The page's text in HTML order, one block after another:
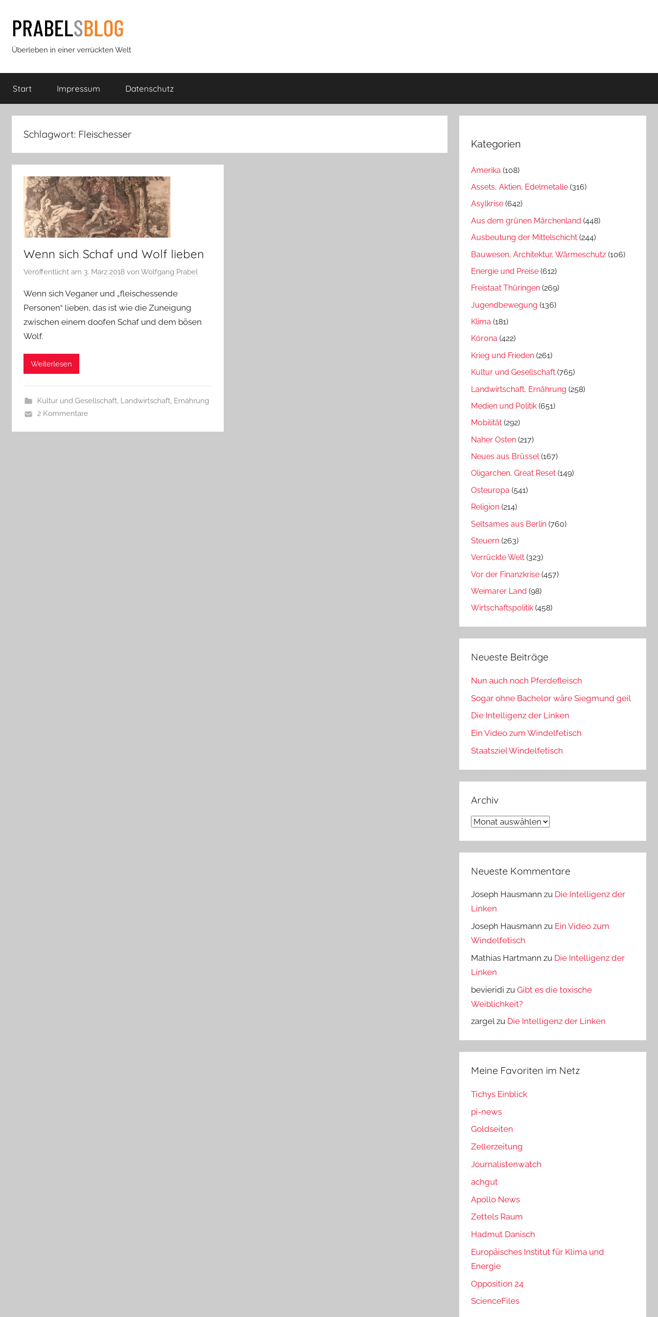
Inhalt
springen
Prabels
Blog
Überleben in einer verrückten Welt
Start Impressum Datenschutz
Schlagwort: Fleischesser
Wenn sich Schaf und Wolf lieben
Veröffentlicht am 3. März 2018 von Wolfgang Prabel
Wenn sich Veganer und „fleischessende
Personen“ lieben, das ist wie die Zuneigung
zwischen einem doofen Schaf und dem bösen
Wolf.
Weiterlesen
Kultur und Gesellschaft, Landwirtschaft, Ernährung
2 Kommentare
Kategorien
Amerika (108)
Assets, Aktien, Edelmetalle (316)
Asylkrise (642)
Aus dem grünen Märchenland (448)
Ausbeutung der Mittelschicht (244)
Bauwesen, Architektur, Wärmeschutz (106)
Energie und Preise (612)
Freistaat Thüringen (269)
Jugendbewegung (136)
Klima (181)
Kórona (422)
Krieg und Frieden (261)
Kultur und Gesellschaft (765)
Landwirtschaft, Ernährung (258)
Medien und Politik (651)
Mobilität (292)
Naher Osten (217)
Neues aus Brüssel(167)
Oligarchen, Great Reset (149)
Osteuropa (541)
Religion (214)
Seltsames aus Berlin (760)
Steuern (263)
Verrückte Welt (323)
Vor der Finanzkrise (457)
Weimarer Land (98)
Wirtschaftspolitik (458)
Neueste Beiträge
Nun auch noch Pferdefleisch
Sogar ohne Bachelor wäre Siegmund geil
Die Intelligenz der Linken
Ein Video zum Windelfetisch
Staatsziel Windelfetisch
Archiv
Archiv
Neueste Kommentare
Joseph Hausmann zu Die Intelligenz der
Linken
Joseph Hausmann zu Ein Video zum
Windelfetisch
Mathias Hartmann zu Die Intelligenz der
Linken
bevieridi zuGibt es die toxische
Weiblichkeit?
zargelzu Die Intelligenz der Linken
Meine Favoriten im Netz
Tichys Einblick
pi-news
Goldseiten
Zellerzeitung
Journalistenwatch
achgut
Apollo News
Zettels Raum
Hadmut Danisch
Europäisches Institut für Klima und
Energie
Opposition 24
ScienceFiles